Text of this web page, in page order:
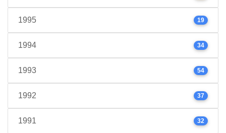
1995 19
1994 34
1993 54
1992 37
1991 32